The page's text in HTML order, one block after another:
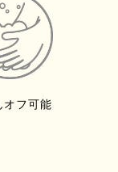
で深みのある
イランイラン花油
オフ可能
みんなでお使